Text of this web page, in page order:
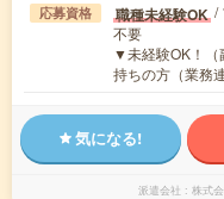
応募資格 職種未経験OK /
不要
▼未経験OK！
持ちの方（業務
気になる!
派遣会社 株式